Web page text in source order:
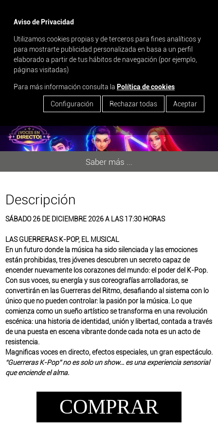
Aviso de Privacidad
Utilizamos cookies propias y de terceros para fines analíticos y
para mostrarte publicidad personalizada en basa a un perfil
elaborado a partir de tus hábitos de navegación (por ejemplo,
páginas visitadas)
Para más información consulta la Política de cookies
Configuración Rechazar todas Aceptar
search
LAS GUERRERAS K-POP, EL
MUSICAL
Saber más ...
Descripción
SÁBADO 26 DE DICIEMBRE 2026 A LAS 17:30 HORAS
LAS GUERRERAS K-POP, EL MUSICAL
En un futuro donde la música ha sido silenciada y las emociones
están prohibidas, tres jóvenes descubren un secreto capaz de
encender nuevamente los corazones del mundo: el poder del K-Pop.
Con sus voces, su energía y sus coreografías arrolladoras, se
convertirán en las Guerreras del Ritmo, desafiando al sistema con lo
único que no pueden controlar: la pasión por la música. Lo que
comienza como un sueño artístico se transforma en una revolución
escénica: una historia de identidad, unión y libertad, contada a través
de una puesta en escena vibrante donde cada nota es un acto de
resistencia.
Magnificas voces en directo, efectos especiales, un gran espectáculo.
“Guerreras K-Pop” no es solo un show… es una experiencia sensorial
que enciende el alma.
COMPRAR